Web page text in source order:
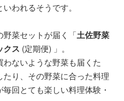
いわれるそうです。
菜セットが届く「土佐野菜
クス (定期便) 」。
ないような野菜も届くた
り、その野菜に合った料理
回とても楽しい料理体験・